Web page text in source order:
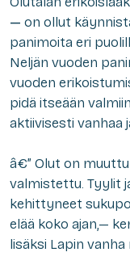
— on ollut
panimoita eri
Neljän vuoden
vuoden
pidä itseään
aktiivisesti vanhaa
â€” Olut on
valmistettu. Tyylit
kehittyneet
elää koko ajan,—
lisäksi Lapin